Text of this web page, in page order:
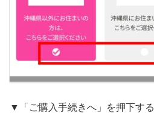
▼「ご購入手続きへ」を押下する